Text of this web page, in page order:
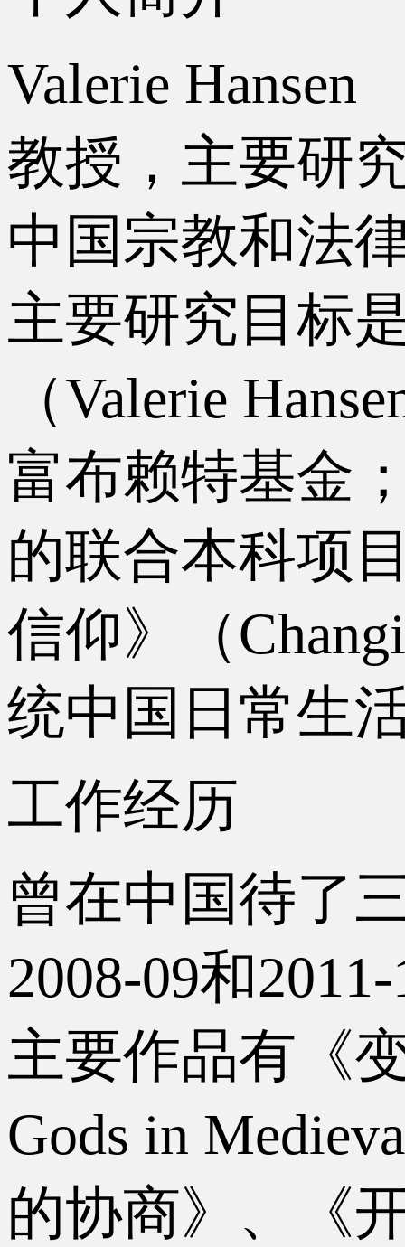
Valerie
教授，主要研
中国宗教和法
主要研究目标
（Valerie
富布赖特基金
的联合本科项
信仰》（
统中国日常生
工作经历
曾在中国待了
2008-09和
主要作品有《
Gods in
的协商》、《